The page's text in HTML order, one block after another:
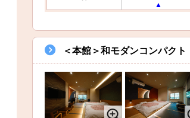
＜本館＞和モダンコンパク